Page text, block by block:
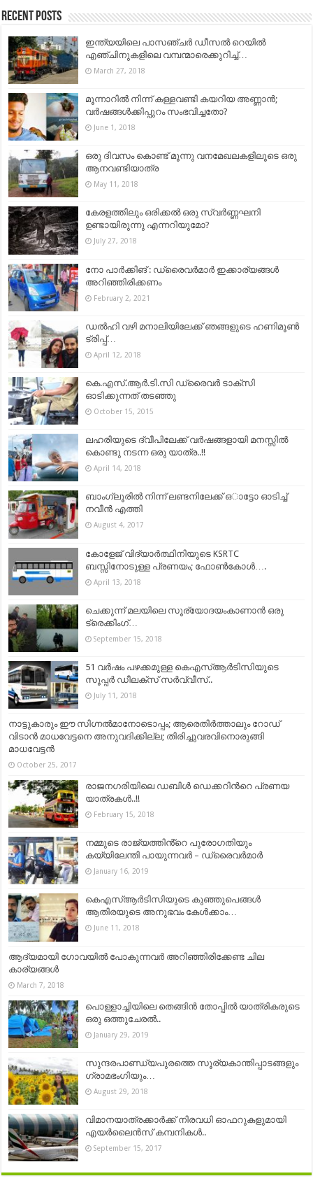
Recent Posts
ഇന്ത്യയിലെ പാസഞ്ചർ ഡീസൽ റെയിൽ
എഞ്ചിനുകളിലെ വമ്പന്മാരെക്കുറിച്ച്…
March 27, 2018
മൂന്നാറിൽ നിന്ന് കള്ളവണ്ടി കയറിയ അണ്ണാൻ;
വർഷങ്ങൾക്കിപ്പുറം സംഭവിച്ചതോ?
June 1, 2018
ഒരു ദിവസം കൊണ്ട് മൂന്നു വനമേഖലകളിലൂടെ ഒരു
ആനവണ്ടിയാത്ര
May 11, 2018
കേരളത്തിലും ഒരിക്കൽ ഒരു സ്വര്‍ണ്ണഘനി
ഉണ്ടായിരുന്നു എന്നറിയുമോ?
July 27, 2018
നോ പാർക്കിങ് : ഡ്രൈവർമാർ ഇക്കാര്യങ്ങൾ
അറിഞ്ഞിരിക്കണം
February 2, 2021
ഡല്‍ഹി വഴി മനാലിയിലേക്ക് ഞങ്ങളുടെ ഹണിമൂണ്‍
ട്രിപ്പ്‌…
April 12, 2018
കെ.എസ്.ആര്‍.ടി.സി ഡ്രൈവര്‍ ടാക്‌സി
ഓടിക്കുന്നത് തടഞ്ഞു
October 15, 2015
ലഹരിയുടെ ദ്വീപിലേക്ക് വർഷങ്ങളായി മനസ്സിൽ
കൊണ്ടു നടന്ന ഒരു യാത്ര..!!
April 14, 2018
ബാംഗ്ലൂരില്‍ നിന്ന് ലണ്ടനിലേക്ക് ഒാട്ടോ ഓടിച്ച്
നവീന്‍ എത്തി
August 4, 2017
കോളേജ് വിദ്യാര്‍ത്ഥിനിയുടെ KSRTC
ബസ്സിനോടുള്ള പ്രണയം; ഫോണ്‍കോള്‍….
April 13, 2018
ചെക്കുന്ന് മലയിലെ സൂര്യോദയംകാണാൻ ഒരു
ട്രെക്കിംഗ്…
September 15, 2018
51 വർഷം പഴക്കമുള്ള കെഎസ്ആർടിസിയുടെ
സൂപ്പർ ഡീലക്സ് സർവ്വീസ്..
July 11, 2018
നാട്ടുകാരും ഈ സിഗ്നൽമാനോടൊപ്പം; ആരെതിർത്താലും റോഡ്
വിടാൻ മാധവേട്ടനെ അനുവദിക്കില്ല; തിരിച്ചുവരവിനൊരുങ്ങി
മാധവേട്ടൻ
October 25, 2017
രാജനഗരിയിലെ ഡബിൾ ഡെക്കറിന്‍റെ പ്രണയ
യാത്രകള്‍..!!
February 15, 2018
നമ്മുടെ രാജ്യത്തിൻ്റെ പുരോഗതിയും
കയ്യിലേന്തി പായുന്നവർ – ഡ്രൈവർമാർ
January 16, 2019
കെഎസ്ആർടിസിയുടെ കുഞ്ഞുപെങ്ങൾ
ആതിരയുടെ അനുഭവം കേൾക്കാം…
June 11, 2018
ആദ്യമായി ഗോവയില്‍ പോകുന്നവർ അറിഞ്ഞിരിക്കേണ്ട ചില
കാര്യങ്ങള്‍
March 7, 2018
പൊള്ളാച്ചിയിലെ തെങ്ങിൻ തോപ്പിൽ യാത്രികരുടെ
ഒരു ഒത്തുചേരൽ..
January 29, 2019
സുന്ദരപാണ്ഡ്യപുരത്തെ സൂര്യകാന്തിപ്പാടങ്ങളും
ഗ്രാമഭംഗിയും…
August 29, 2018
വിമാനയാത്രക്കാര്‍ക്ക് നിരവധി ഓഫറുകളുമായി
എയര്‍ലൈന്‍സ് കമ്പനികള്‍..
September 15, 2017